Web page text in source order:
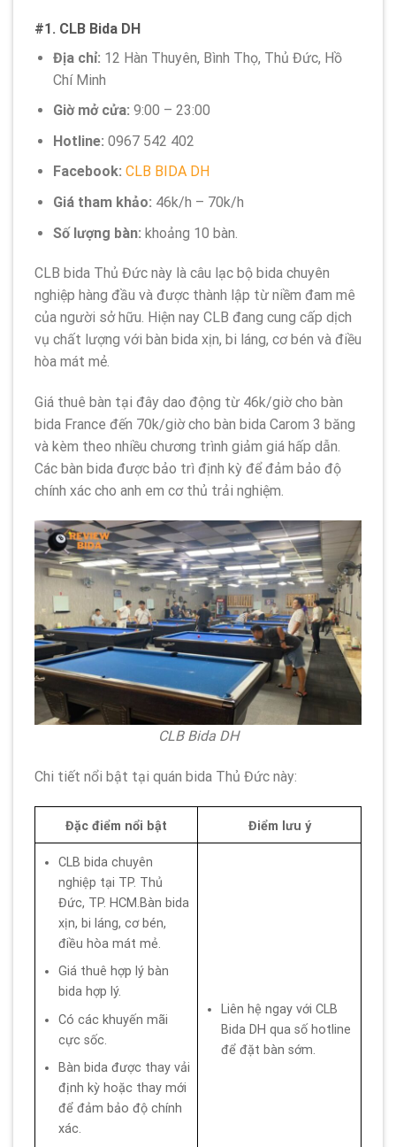
#1. CLB Bida DH
Địa chỉ: 12 Hàn Thuyên, Bình Thọ, Thủ Đức, Hồ
Chí Minh
Giờ mở cửa: 9:00 – 23:00
Hotline: 0967 542 402
Facebook: CLB BIDA DH
Giá tham khảo: 46k/h – 70k/h
Số lượng bàn: khoảng 10 bàn.
CLB bida Thủ Đức này là câu lạc bộ bida chuyên
nghiệp hàng đầu và được thành lập từ niềm đam mê
của người sở hữu. Hiện nay CLB đang cung cấp dịch
vụ chất lượng với bàn bida xịn, bi láng, cơ bén và điều
hòa mát mẻ.
Giá thuê bàn tại đây dao động từ 46k/giờ cho bàn
bida France đến 70k/giờ cho bàn bida Carom 3 băng
và kèm theo nhiều chương trình giảm giá hấp dẫn.
Các bàn bida được bảo trì định kỳ để đảm bảo độ
chính xác cho anh em cơ thủ trải nghiệm.
CLB Bida DH
Chi tiết nổi bật tại quán bida Thủ Đức này:
Đặc điểm nổi bật Điểm lưu ý
CLB bida chuyên
nghiệp tại TP. Thủ
Đức, TP. HCM.Bàn bida
xịn, bi láng, cơ bén,
điều hòa mát mẻ.
Giá thuê hợp lý bàn
bida hợp lý.
Có các khuyến mãi
cực sốc.
Bàn bida được thay vải
định kỳ hoặc thay mới
để đảm bảo độ chính
xác.
Liên hệ ngay với CLB
Bida DH qua số hotline
để đặt bàn sớm.